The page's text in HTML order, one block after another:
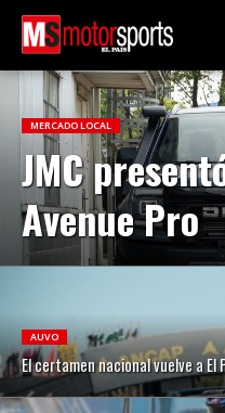
MERCADO LOCAL
JMC
Avenue Pro
AUVO
El certamen nacional vuelve a El